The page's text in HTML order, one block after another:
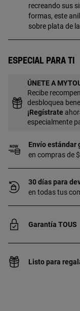
recreando sus
formas, este
sobre plata de
Especial para ti
ÚNETE A
Recibe
desbloquea
¡Regístrate
especialmente
Envío estándar
en compras de
30 días para
en todas tus
Garantía TOUS
Listo para